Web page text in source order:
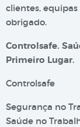
clientes, equipas
obrigado.
Controlsafe.
Primeiro Lugar.
Controlsafe
Segurança no
Saúde no